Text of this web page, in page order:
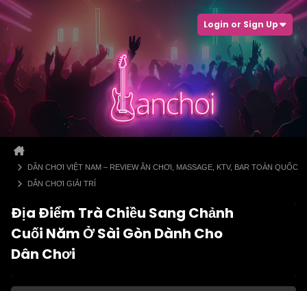
Login or Sign Up
DÂN CHƠI VIỆT NAM – REVIEW ĂN CHƠI, MASSAGE, KTV, BAR TOÀN QUỐC
DÂN CHƠI GIẢI TRÍ
Địa Điểm Trà Chiều Sang Chảnh
Cuối Năm Ở Sài Gòn Dành Cho
Dân Chơi